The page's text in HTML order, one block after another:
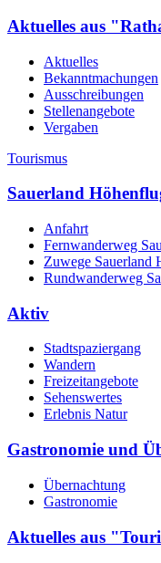
Aktuelles aus
Aktuelles
Bekanntmachungen
Ausschreibungen
Stellenangebote
Vergaben
Tourismus
Sauerland
Anfahrt
Fernwanderweg
Zuwege Sauerland
Rundwanderweg
Aktiv
Stadtspaziergang
Wandern
Freizeitangebote
Sehenswertes
Erlebnis Natur
Gastronomie und
Übernachtung
Gastronomie
Aktuelles aus